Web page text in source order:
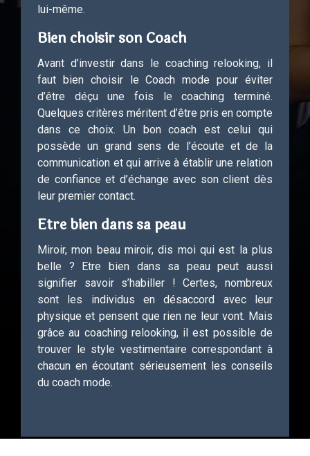
lui-même.
Bien choisir son Coach
Avant d’investir dans le coaching relooking, il
faut bien choisir le Coach mode pour éviter
d’être déçu une fois le coaching terminé.
Quelques critères méritent d’être pris en compte
dans ce choix. Un bon coach est celui qui
possède un grand sens de l’écoute et de la
communication et qui arrive à établir une relation
de confiance et d’échange avec son client dès
leur premier contact.
Etre bien dans sa peau
Miroir, mon beau miroir, dis moi qui est la plus
belle ? Etre bien dans sa peau peut aussi
signifier savoir s’habiller ! Certes, nombreux
sont les individus en désaccord avec leur
physique et pensent que rien ne leur vont. Mais
grâce au coaching relooking, il est possible de
trouver le style vestimentaire correspondant à
chacun en écoutant sérieusement les conseils
du coach mode.